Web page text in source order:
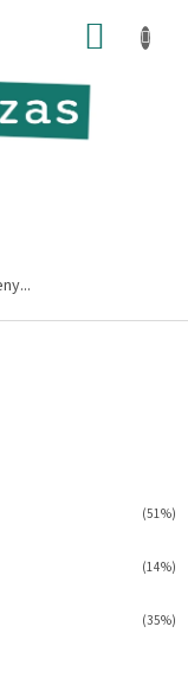
(51%)
(14%)
(35%)